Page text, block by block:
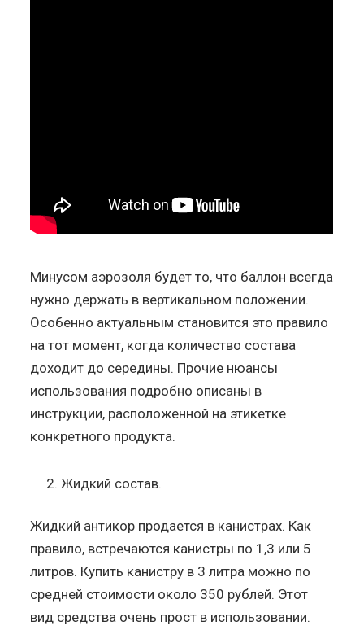
Минусом аэрозоля будет то, что баллон всегда
нужно держать в вертикальном положении.
Особенно актуальным становится это правило
на тот момент, когда количество состава
доходит до середины. Прочие нюансы
использования подробно описаны в
инструкции, расположенной на этикетке
конкретного продукта.
Жидкий состав.
Жидкий антикор продается в канистрах. Как
правило, встречаются канистры по 1,3 или 5
литров. Купить канистру в 3 литра можно по
средней стоимости около 350 рублей. Этот
вид средства очень прост в использовании.